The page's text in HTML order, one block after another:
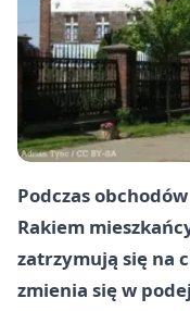
Podczas
Rakiem
zatrzymują się na
zmienia się w